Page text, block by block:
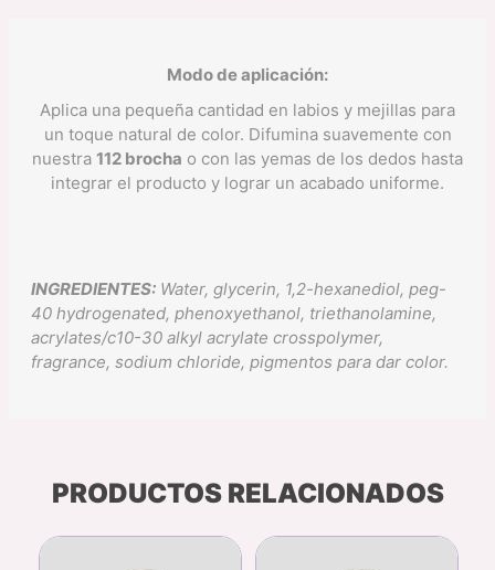
Modo de aplicación:
Aplica una pequeña cantidad en labios y mejillas para
un toque natural de color. Difumina suavemente con
nuestra 112 brocha o con las yemas de los dedos hasta
integrar el producto y lograr un acabado uniforme.
INGREDIENTES: Water, glycerin, 1,2-hexanediol, peg-
40 hydrogenated, phenoxyethanol, triethanolamine,
acrylates/c10-30 alkyl acrylate crosspolymer,
fragrance, sodium chloride, pigmentos para dar color.
PRODUCTOS RELACIONADOS